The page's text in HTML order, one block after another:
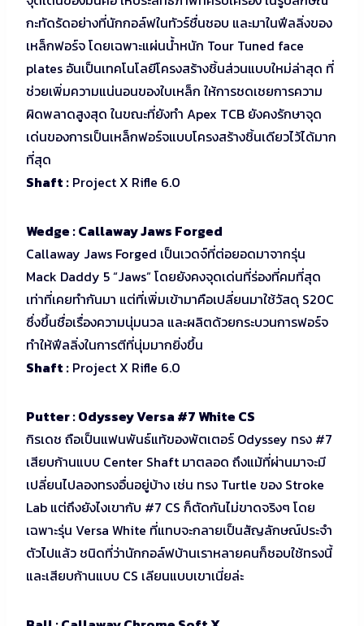
กะทัดรัดอย่างที่นักกอล์ฟในทัวร์ชื่นชอบ และมาในฟีลลิ่งของ
เหล็กฟอร์จ โดยเฉพาะแผ่นน้ำหนัก Tour Tuned face
plates อันเป็นเทคโนโลยีโครงสร้างชิ้นส่วนแบบใหม่ล่าสุด ที่
ช่วยเพิ่มความแน่นอนของใบเหล็ก ให้การชดเชยการความ
ผิดพลาดสูงสุด ในขณะที่ยังทำ Apex TCB ยังคงรักษาจุด
เด่นของการเป็นเหล็กฟอร์จแบบโครงสร้างชิ้นเดียวไว้ได้มาก
ที่สุด
Shaft : Project X Rifle 6.0
Wedge : Callaway Jaws Forged
Callaway Jaws Forged เป็นเวดจ์ที่ต่อยอดมาจากรุ่น
Mack Daddy 5 “Jaws” โดยยังคงจุดเด่นที่ร่องที่คมที่สุด
เท่าที่เคยทำกันมา แต่ที่เพิ่มเข้ามาคือเปลี่ยนมาใช้วัสดุ S20C
ซึ่งขึ้นชื่อเรื่องความนุ่มนวล และผลิตด้วยกระบวนการฟอร์จ
ทำให้ฟีลลิ่งในการตีที่นุ่มมากยิ่งขึ้น
Shaft : Project X Rifle 6.0
Putter : Odyssey Versa #7 White CS
กิรเดช ถือเป็นแฟนพันธ์แท้ของพัตเตอร์ Odyssey ทรง #7
เสียบก้านแบบ Center Shaft มาตลอด ถึงแม้ที่ผ่านมาจะมี
เปลี่ยนไปลองทรงอื่นอยู่บ้าง เช่น ทรง Turtle ของ Stroke
Lab แต่ถึงยังไงเขากับ #7 CS ก็ตัดกันไม่ขาดจริงๆ โดย
เฉพาะรุ่น Versa White ที่แทบจะกลายเป็นสัญลักษณ์ประจำ
ตัวไปแล้ว ชนิดที่ว่านักกอล์ฟบ้านเราหลายคนก็ชอบใช้ทรงนี้
และเสียบก้านแบบ CS เลียนแบบเขาเนี่ยล่ะ